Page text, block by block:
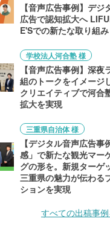
【音声広告事例】デジ
広告で認知拡大へ
E'Sでの新たな取り組み
学校法人河合塾 様
【音声広告事例】深夜
組のトークをイメージ
クリエイティブで河合
拡大を実現
三重県自治体 様
【デジタル音声広告事
感」で新たな観光マー
グの形を。新規ターゲ
三重県の魅力が伝わる
ションを実現
すべての出稿事